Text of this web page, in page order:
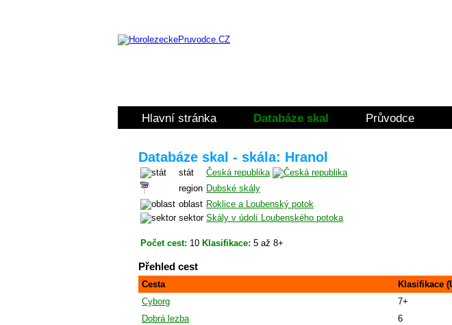
Hlavní stránka Databáze skal Průvodce
Databáze skal - skála: Hranol
stát
Česká republika
region Dubské skály
oblast Roklice a Loubenský potok
sektor Skály v údolí Loubenského potoka
Počet cest: 10 Klasifikace: 5 až 8+
Přehled cest
Cesta Klasifikace
Cyborg
7+
Dobrá lezba
6